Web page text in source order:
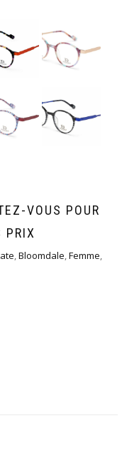
VOUS POUR
PRIX
,Bloomdale,Femme,